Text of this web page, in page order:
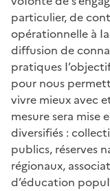
particulier, de
opérationnelle à
diffusion de
pratiques
pour nous
vivre mieux avec
mesure sera mise
diversifiés :
publics, réserves
régionaux,
d’éducation